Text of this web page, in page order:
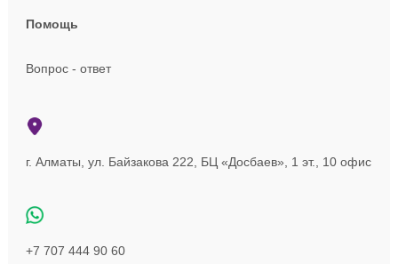
Помощь
Вопрос - ответ
г. Алматы, ул. Байзакова 222, БЦ «Досбаев», 1 эт., 10 офис
+7 707 444 90 60